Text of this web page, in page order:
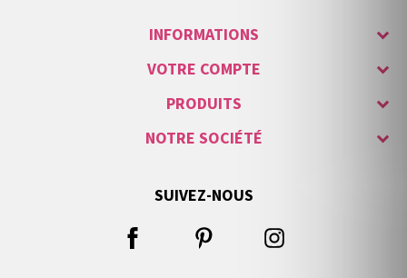
INFORMATIONS
VOTRE COMPTE
PRODUITS
NOTRE SOCIÉTÉ
SUIVEZ-NOUS